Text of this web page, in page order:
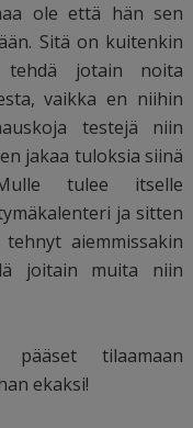
ole että hän sen
Sitä on kuitenkin
tehdä jotain noita
vaikka en niihin
testejä niin
jakaa tuloksia siinä
Mulle tulee itselle
ja sitten
aiemmissakin
joitain muita niin
pääset tilaamaan
ekaksi!